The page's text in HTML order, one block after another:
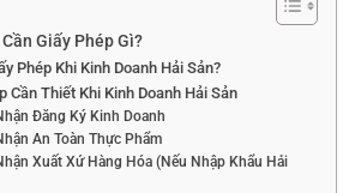
Giấy Phép Gì?
Phép Khi Kinh Doanh Hải Sản?
Cần Thiết Khi Kinh Doanh Hải Sản
Đăng Ký Kinh Doanh
An Toàn Thực Phẩm
Xuất Xứ Hàng Hóa (Nếu Nhập Khẩu Hải